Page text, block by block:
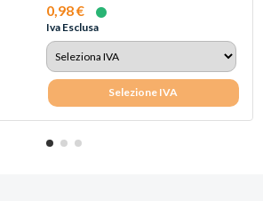
0,98 €
Iva Esclusa
Selezione IVA